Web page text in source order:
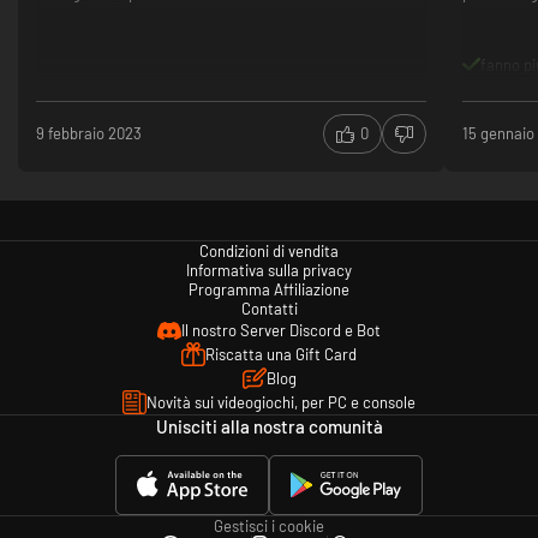
9 febbraio 2023 0 15
Condizioni di vendita
Informativa sulla privacy
Programma Affiliazione
Contatti
Il nostro Server Discord e Bot
Riscatta una Gift Card
Blog
Novità sui videogiochi, per PC e console
Unisciti alla nostra comunità
Gestisci i cookie